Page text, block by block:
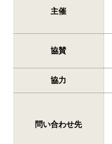
主催
協賛
協力
問い合わせ先